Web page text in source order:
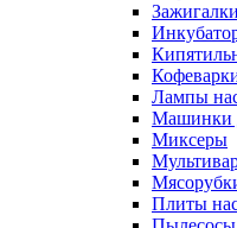
Лампы
Машинки
Миксеры
Плиты